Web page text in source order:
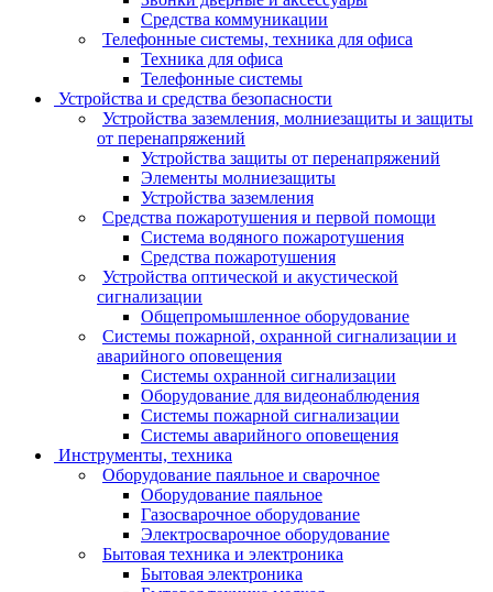
Средства коммуникации
Телефонные системы, техника для офиса
Техника для офиса
Телефонные системы
Устройства и средства безопасности
Устройства заземления, молниезащиты и защиты
от перенапряжений
Устройства защиты от перенапряжений
Элементы молниезащиты
Устройства заземления
Средства пожаротушения и первой помощи
Система водяного пожаротушения
Средства пожаротушения
Устройства оптической и акустической
сигнализации
Общепромышленное оборудование
Системы пожарной, охранной сигнализации и
аварийного оповещения
Системы охранной сигнализации
Оборудование для видеонаблюдения
Системы пожарной сигнализации
Системы аварийного оповещения
Инструменты, техника
Оборудование паяльное и сварочное
Оборудование паяльное
Газосварочное оборудование
Электросварочное оборудование
Бытовая техника и электроника
Бытовая электроника